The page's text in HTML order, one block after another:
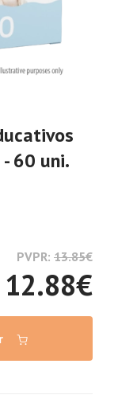
60 uni.
PVPR: 13.85€
12.88€